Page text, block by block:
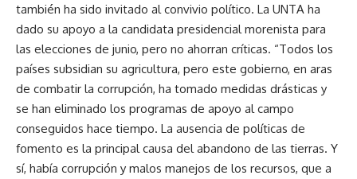
también ha sido invitado al convivio político. La UNTA ha
dado su apoyo a la candidata presidencial morenista para
las elecciones de junio, pero no ahorran críticas. “Todos los
países subsidian su agricultura, pero este gobierno, en aras
de combatir la corrupción, ha tomado medidas drásticas y
se han eliminado los programas de apoyo al campo
conseguidos hace tiempo. La ausencia de políticas de
fomento es la principal causa del abandono de las tierras. Y
sí, había corrupción y malos manejos de los recursos, que a